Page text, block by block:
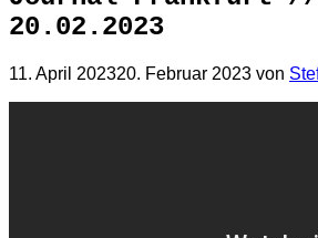
20.02.2023
11. April 202320. Februar 2023 von